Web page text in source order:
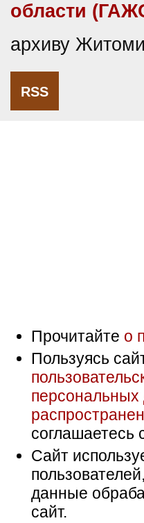
области
архиву
RSS
Прочитайте о
Пользуясь
соглашаетесь
Сайт
данные
сайт.